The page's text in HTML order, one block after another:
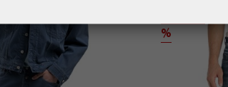
%